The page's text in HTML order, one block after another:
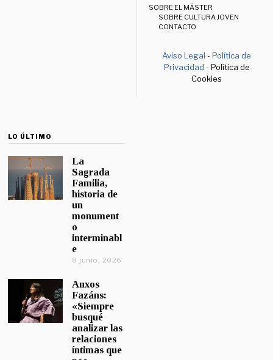
SOBRE EL MÁSTER
SOBRE CULTURA JOVEN
CONTACTO
Aviso Legal -Política de
Privacidad - Política de
Cookies
LO ÚLTIMO
La
Sagrada
Familia,
historia de
un
monument
o
interminabl
e
8 junio, 2026
Anxos
Fazáns:
«Siempre
busqué
analizar las
relaciones
íntimas que